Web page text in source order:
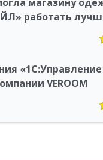
работать
VEROOM